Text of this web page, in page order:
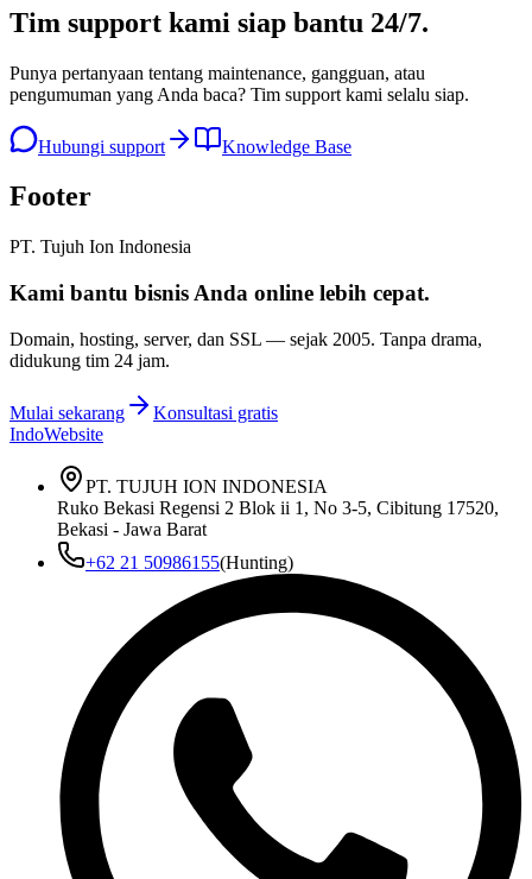
Tim support kami siap bantu 24/7.
Punya pertanyaan tentang maintenance, gangguan, atau
pengumuman yang Anda baca? Tim support kami selalu siap.
Hubungi support Knowledge Base
Footer
PT. Tujuh Ion Indonesia
Kami bantu bisnis Anda online lebih cepat.
Domain, hosting, server, dan SSL — sejak 2005. Tanpa drama,
didukung tim 24 jam.
Mulai sekarang
Konsultasi gratis
IndoWebsite
PT. TUJUH ION INDONESIA
Ruko Bekasi Regensi 2 Blok ii 1, No 3-5, Cibitung 17520,
Bekasi - Jawa Barat
+62 21 50986155(Hunting)